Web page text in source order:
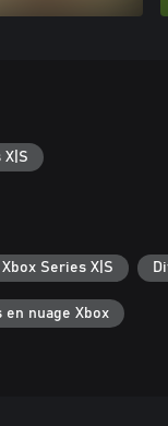
X|S
Series X|S
nuage Xbox